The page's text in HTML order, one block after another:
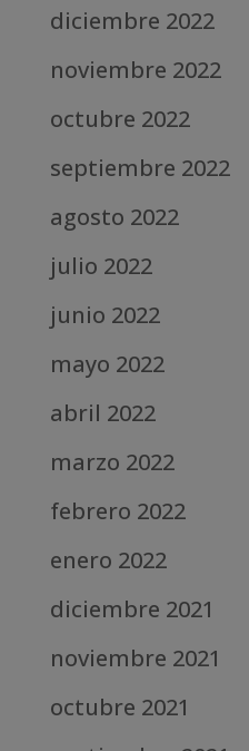
diciembre 2022
noviembre 2022
octubre 2022
septiembre 2022
agosto 2022
julio 2022
junio 2022
mayo 2022
abril 2022
marzo 2022
febrero 2022
enero 2022
diciembre 2021
noviembre 2021
octubre 2021